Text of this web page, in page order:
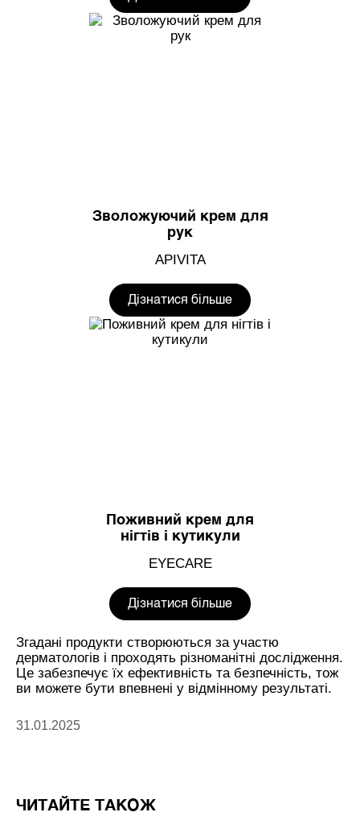
Зволожуючий крем для
рук
APIVITA
Дізнатися більше
Поживний крем для
нігтів і кутикули
EYECARE
Дізнатися більше
Згадані продукти створюються за участю
дерматологів і проходять різноманітні дослідження.
Це забезпечує їх ефективність та безпечність, тож
ви можете бути впевнені у відмінному результаті.
31.01.2025
ЧИТАЙТЕ ТАКОЖ